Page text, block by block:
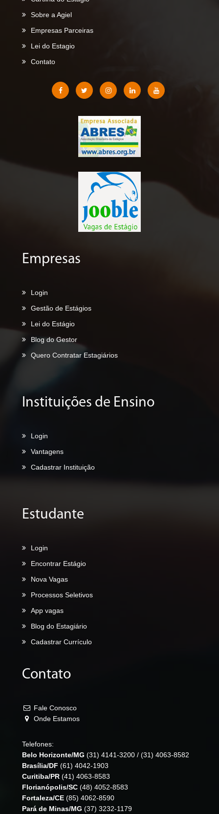
Sobre a Agiel
Empresas Parceiras
Lei do Estagio
Contato
Empresas
Login
Gestão de Estágios
Lei do Estágio
Blog do Gestor
Quero Contratar Estagiários
Instituições de Ensino
Login
Vantagens
Cadastrar Instituição
Estudante
Login
Encontrar Estágio
Nova Vagas
Processos Seletivos
App vagas
Blog do Estagiário
Cadastrar Currículo
Contato
Fale Conosco
Onde Estamos
Telefones:
Belo Horizonte/MG (31) 4141-3200 / (31) 4063-8582
Brasília/DF (61) 4042-1903
Curitiba/PR (41) 4063-8583
Florianópolis/SC (48) 4052-8583
Fortaleza/CE (85) 4062-8590
Pará de Minas/MG (37) 3232-1179